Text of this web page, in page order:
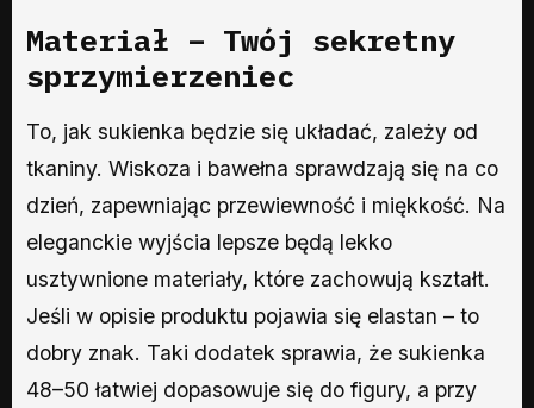
Materiał – Twój sekretny
sprzymierzeniec
To, jak sukienka będzie się układać, zależy od
tkaniny. Wiskoza i bawełna sprawdzają się na co
dzień, zapewniając przewiewność i miękkość. Na
eleganckie wyjścia lepsze będą lekko
usztywnione materiały, które zachowują kształt.
Jeśli w opisie produktu pojawia się elastan – to
dobry znak. Taki dodatek sprawia, że sukienka
48–50 łatwiej dopasowuje się do figury, a przy